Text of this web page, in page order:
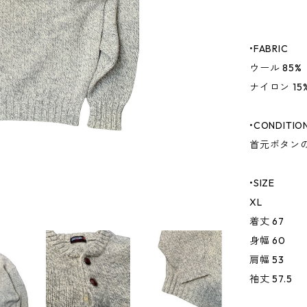
•FABRIC
ウール 85%
ナイロン
首元ボタン
•SIZE
XL
着丈 67
身幅 60
肩幅 53
袖丈 57.5